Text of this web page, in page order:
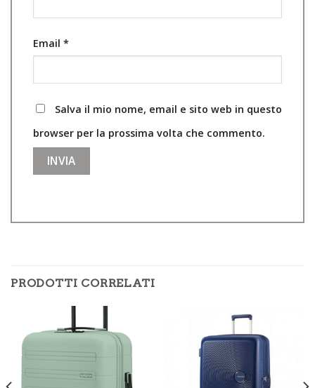
Email *
Salva il mio nome, email e sito web in questo
browser per la prossima volta che commento.
PRODOTTI CORRELATI